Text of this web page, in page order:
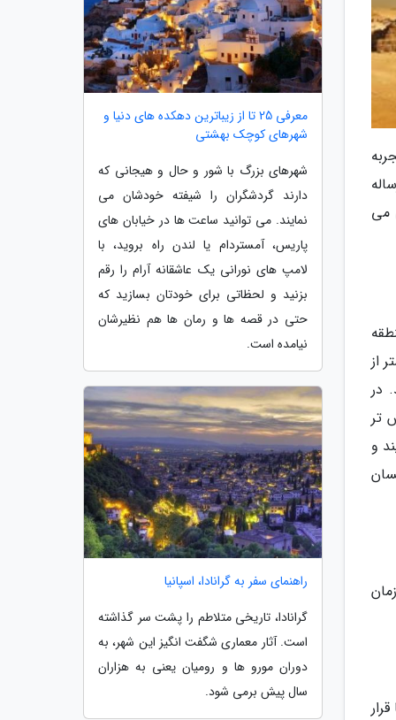
می
از
در
تر
و
یکسان
معرفی 25 تا از زیباترین دهکده های دنیا و
شهرهای کوچک بهشتی
شهرهای بزرگ با شور و حال و هیجانی که
دارند گردشگران را شیفته خودشان می
نمایند. می توانید ساعت ها در خیابان های
پاریس، آمستردام یا لندن راه بروید، با
لامپ های نورانی یک عاشقانه آرام را رقم
بزنید و لحظاتی برای خودتان بسازید که
حتی در قصه ها و رمان ها هم نظیرشان
نیامده است.
راهنمای سفر به گرانادا، اسپانیا
گرانادا، تاریخی متلاطم را پشت سر گذاشته
است. آثار معماری شگفت انگیز این شهر، به
دوران مورو ها و رومیان یعنی به هزاران
سال پیش برمی شود.